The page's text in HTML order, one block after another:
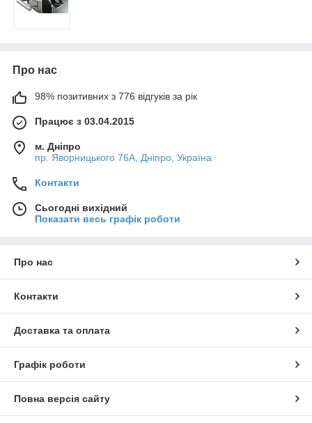
Про нас
98% позитивних з 776 відгуків за рік
Працює з 03.04.2015
м. Дніпро
пр. Яворницького 76А, Дніпро, Україна
Контакти
Сьогодні вихідний
Показати весь графік роботи
Про нас
Контакти
Доставка та оплата
Графік роботи
Повна версія сайту